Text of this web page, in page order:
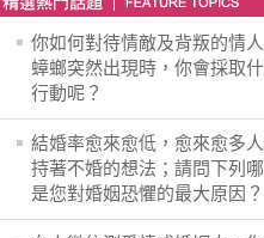
你如何對待情敵及背叛的情人
蟑螂突然出現時，你會採取
行動呢？
結婚率愈來愈低，愈來愈多
持著不婚的想法；請問下列
是您對婚姻恐懼的最大原因？